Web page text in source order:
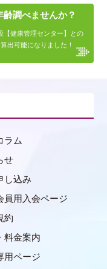
齢調べませんか？
【健康管理センター】との
出可能になりました！
ラム
せ
し込み
員用入会ページ
約
料金案内
用ページ